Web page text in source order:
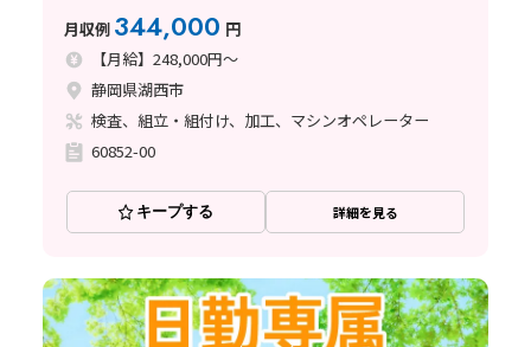
件】 湖西市で月給制のお仕事☆彡
月収例 344,000 円
【月給】248,000円～
静岡県湖西市
検査、組立・組付け、加工、マシンオペレーター
60852-00
キープする 詳細を見る